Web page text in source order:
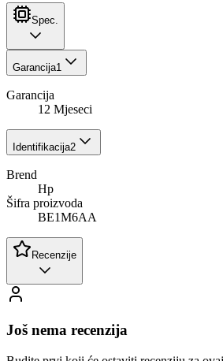
Spec.
Garancija1
Garancija
12 Mjeseci
Identifikacija2
Brend
Hp
Šifra proizvoda
BE1M6AA
Recenzije
Još nema recenzija